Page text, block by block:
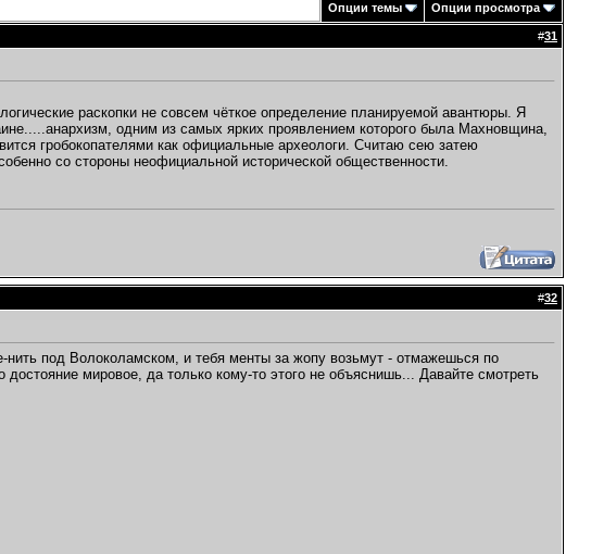
Опции темы Опции просмотра
#31
раскопки не совсем чёткое определение планируемой авантюры. Я
одним из самых ярких проявлением которого была Махновщина,
гробокопателями как официальные археологи. Считаю сею затею
со стороны неофициальной исторической общественности.
#32
под Волоколамском, и тебя менты за жопу возьмут - отмажешься по
мировое, да только кому-то этого не объяснишь... Давайте смотреть